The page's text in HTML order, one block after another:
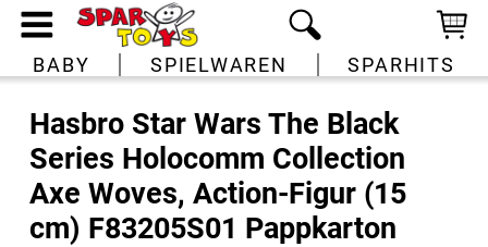
BABY SPIELWAREN SPARHITS
Hasbro Star Wars The Black
Series Holocomm Collection
Axe Woves, Action-Figur (15
cm) F83205S01 Pappkarton